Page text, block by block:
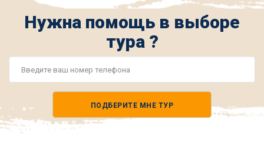
Нужна помощь в выборе
тура ?
ПОДБЕРИТЕ МНЕ ТУР